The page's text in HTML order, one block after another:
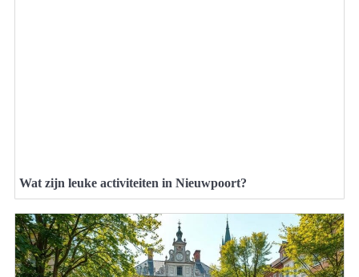
Wat zijn leuke activiteiten in Nieuwpoort?